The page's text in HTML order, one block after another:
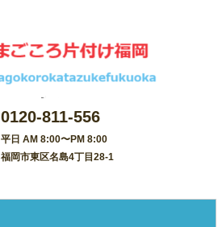
0120-811-556
平日 AM 8:00〜PM 8:00
福岡市東区名島4丁目28-1